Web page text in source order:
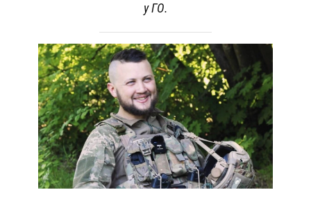
у ГО.